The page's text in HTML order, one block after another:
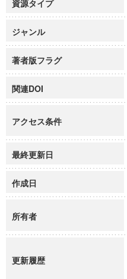
資源タイプ
ジャンル
著者版フラグ
関連DOI
アクセス条件
最終更新日
作成日
所有者
更新履歴